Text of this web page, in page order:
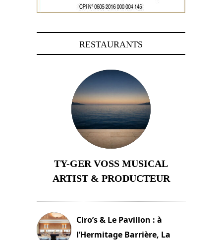
RESTAURANTS
TY-GER VOSS MUSICAL
ARTIST & PRODUCTEUR
Ciro’s & Le Pavillon : à
l’Hermitage Barrière, La